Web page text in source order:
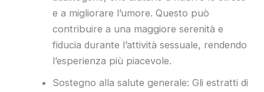
e a migliorare l’umore. Questo può
contribuire a una maggiore serenità e
fiducia durante l’attività sessuale, rendendo
l’esperienza più piacevole.
Sostegno alla salute generale: Gli estratti di